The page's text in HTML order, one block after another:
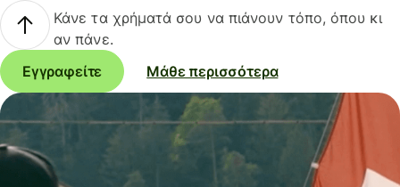
Κάνε τα χρήματά σου να πιάνουν τόπο, όπου κι
αν πάνε.
Εγγραφείτε
Μάθε περισσότερα